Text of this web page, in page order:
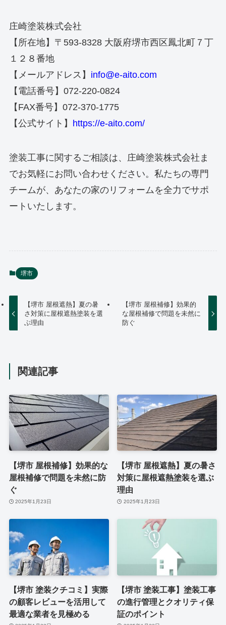
庄崎塗装株式会社
【所在地】〒593-8328 大阪府堺市西区鳳北町７丁
１２８番地
【メールアドレス】 info@e-aito.com
【電話番号】072-220-0824
【FAX番号】072-370-1775
【公式サイト】
https://e-aito.com/
塗装工事に関するご相談は、庄崎塗装株式会社ま
でお気軽にお問い合わせください。私たちの専門
チームが、あなたの家のリフォームを全力でサポ
ートいたします。
堺市
【堺市 屋根遮熱】夏の暑
さ対策に屋根遮熱塗装を選
ぶ理由
【堺市 屋根補修】効果的
な屋根補修で問題を未然に
防ぐ
関連記事
【堺市 屋根補修】効果的な
屋根補修で問題を未然に防
ぐ
2025年1月23日
【堺市 屋根遮熱】夏の暑さ
対策に屋根遮熱塗装を選ぶ
理由
2025年1月23日
【堺市 塗装クチコミ】実際
の顧客レビューを活用して
最適な業者を見極める
【堺市 塗装工事】塗装工事
の進行管理とクオリティ保
証のポイント